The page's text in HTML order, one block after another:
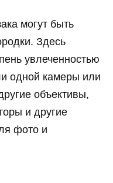
могут быть
Здесь
увлеченностью
одной камеры или
объективы,
и другие
фото и